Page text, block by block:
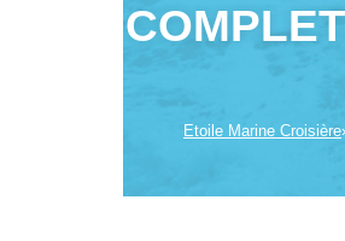
Etoile Marine Croisière